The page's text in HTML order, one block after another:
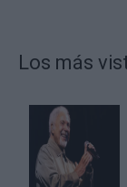
Los más